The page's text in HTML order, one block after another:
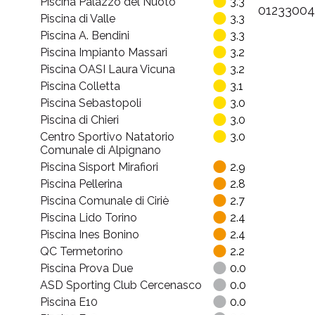
Piscina di Valle
3.3
Piscina A. Bendini
3.3
Piscina Impianto Massari
3.2
Piscina OASI Laura Vicuna
3.2
Piscina Colletta
3.1
Piscina Sebastopoli
3.0
Piscina di Chieri
3.0
Centro Sportivo Natatorio
Comunale di Alpignano
3.0
Piscina Sisport Mirafiori
2.9
Piscina Pellerina
2.8
Piscina Comunale di Ciriè
2.7
Piscina Lido Torino
2.4
Piscina Ines Bonino
2.4
QC Termetorino
2.2
Piscina Prova Due
0.0
ASD Sporting Club Cercenasco
0.0
Piscina E10
0.0